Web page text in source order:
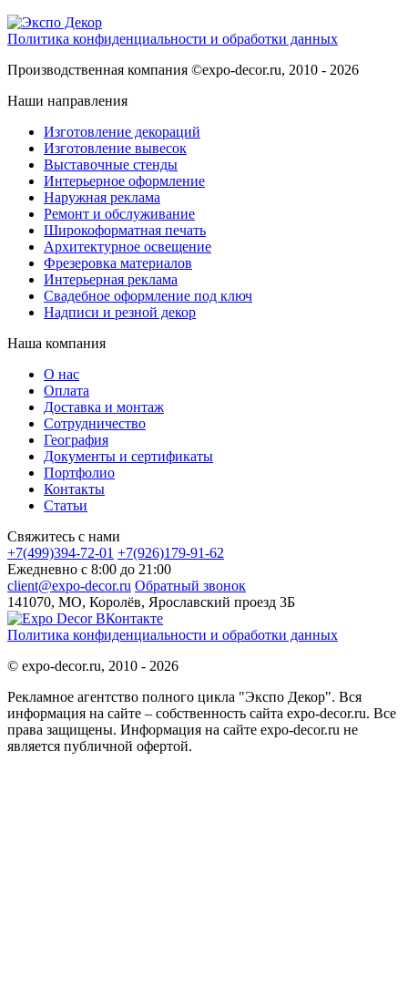
Политика конфиденциальности и обработки данных
Производственная компания ©expo-decor.ru, 2010 - 2026
Наши направления
Изготовление декораций
Изготовление вывесок
Выставочные стенды
Интерьерное оформление
Наружная реклама
Ремонт и обслуживание
Широкоформатная печать
Архитектурное освещение
Фрезеровка материалов
Интерьерная реклама
Свадебное оформление под ключ
Надписи и резной декор
Наша компания
О нас
Оплата
Доставка и монтаж
Сотрудничество
География
Документы и сертификаты
Портфолио
Контакты
Статьи
Свяжитесь с нами
+7(499)394-72-01 +7(926)179-91-62
Ежедневно с 8:00 до 21:00
client@expo-decor.ru Обратный звонок
141070, МО, Королёв, Ярославский проезд 3Б
Политика конфиденциальности и обработки данных
© expo-decor.ru, 2010 - 2026
Рекламное агентство полного цикла "Экспо Декор". Вся
информация на сайте – собственность сайта expo-decor.ru. Все
права защищены. Информация на сайте expo-decor.ru не
является публичной офертой.